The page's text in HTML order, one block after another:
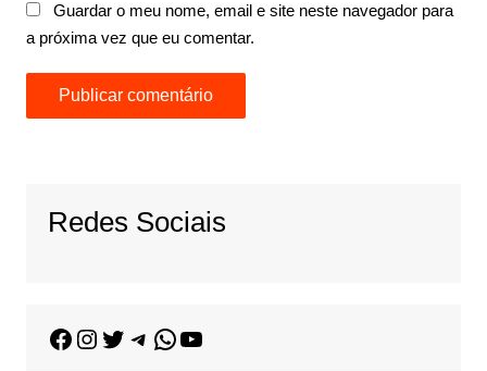
Guardar o meu nome, email e site neste navegador para
a próxima vez que eu comentar.
Redes Sociais